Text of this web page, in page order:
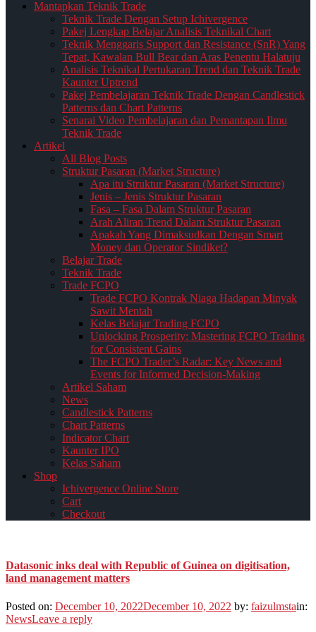
Mantapkan Teknik Trade
Teknik Trade Dengan Setup Ichivergence
Pakej Lengkap Belajar Analisis Teknikal Chart
Teknik Menggaris Support dan Resistance (SnR) Yang
Tepat, Kawalan Bull Bear dan Aras Penentu Halatuju
Analisis Teknikal Pertukaran Trend dan Teknik Trade
Kaunter Uptrend
Pakej Pembelajaran Teknik Trade Dengan Candlestick
Patterns dan Chart Patterns
Senarai Video Pembelajaran dan Pemantapan Ilmu
Teknik Trade
Artikel
All Blog Posts
Struktur Pasaran (Market Structure)
Apa itu Struktur Pasaran (Market Structure)
Jenis – Jenis Struktur Pasaran
Fasa – Fasa Dalam Struktur Pasaran
Arah Aliran Trend Dalam Struktur Pasaran
Apakah Yang Dimaksudkan Dengan Smart
Money dan Operator Sindiket?
Belajar Trade
Teknik Trade
Trade FCPO
Trade FCPO Kontrak Niaga Hadapan Minyak
Sawit Mentah
Kelas Belajar Trading FCPO
Unlocking Prosperity: Mastering FCPO Trading
for Consistent Gains
The FCPO Trader’s Radar: Key News and
Events for Informed Decision-Making
Artikel Saham
News
Candlestick Patterns
Chart Patterns
Indicator Chart
Kaunter IPO
Kelas Saham
Shop
Ichivergence Online Store
Cart
Checkout
Datasonic inks deal with Republic of Guinea on digitisation,
land management matters
Posted on: December 10, 2022December 10, 2022 by: faizulmstain:
NewsLeave a reply